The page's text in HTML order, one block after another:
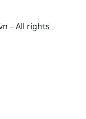
– All rights